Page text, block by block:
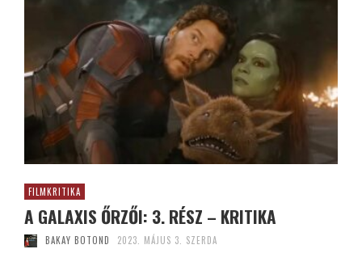
FILMKRITIKA
A GALAXIS ŐRZŐI: 3. RÉSZ – KRITIKA
BAKAY BOTOND 2023. MÁJUS 3. SZERDA